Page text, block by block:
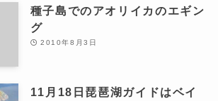
種子島でのアオリイカのエギン
グ
2010年8月3日
11月18日琵琶湖ガイドはベイ